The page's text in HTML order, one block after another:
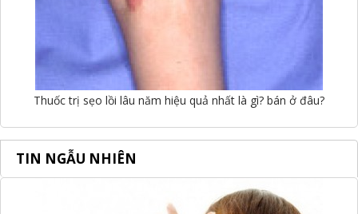
Thuốc trị sẹo lồi lâu năm hiệu quả nhất là gì? bán ở đâu?
TIN NGẪU NHIÊN